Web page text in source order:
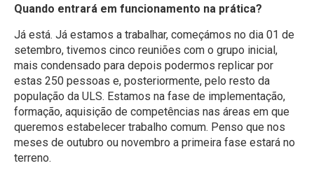
Quando entrará em funcionamento na prática?
Já está. Já estamos a trabalhar, começámos no dia 01 de
setembro, tivemos cinco reuniões com o grupo inicial,
mais condensado para depois podermos replicar por
estas 250 pessoas e, posteriormente, pelo resto da
população da ULS. Estamos na fase de implementação,
formação, aquisição de competências nas áreas em que
queremos estabelecer trabalho comum. Penso que nos
meses de outubro ou novembro a primeira fase estará no
terreno.